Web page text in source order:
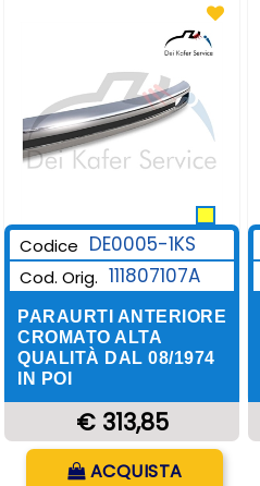
Codice DE0005-1KS
Cod. Orig. 111807107A
PARAURTI ANTERIORE
CROMATO ALTA
QUALITÀ DAL 08/1974
IN POI
€ 313,85
Quantità
ACQUISTA